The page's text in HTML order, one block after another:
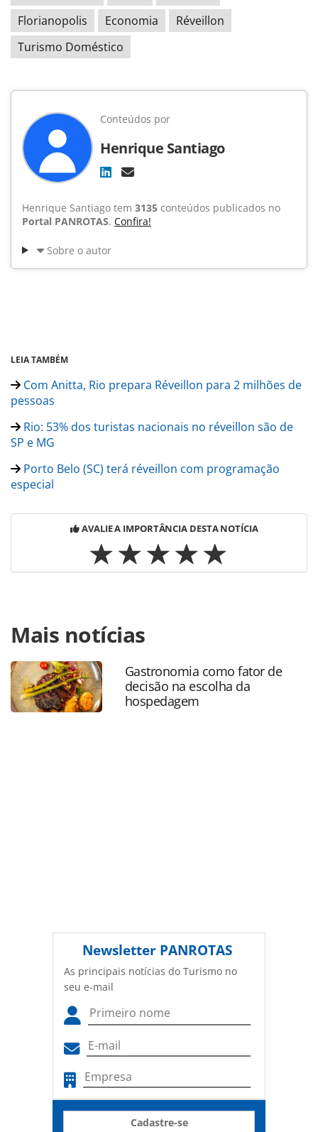
Florianopolis
Economia
Réveillon
Turismo Doméstico
Conteúdos por
Henrique Santiago
Henrique Santiago tem 3135 conteúdos publicados no
Portal PANROTAS. Confira!
Sobre o autor
LEIA TAMBÉM
Com Anitta, Rio prepara Réveillon para 2 milhões de
pessoas
Rio: 53% dos turistas nacionais no réveillon são de
SP e MG
Porto Belo (SC) terá réveillon com programação
especial
AVALIE A IMPORTÂNCIA DESTA NOTÍCIA
https://www.panrotas.com.br/noticia-
turismo/destinos/2017/12/reveillon-injeta-quase-r-5-bi-em-
quatro-capitais-brasileiras_152269.html ou as ferramentas
oferecidas na página. Todo o conteúdo produzido pela
PANROTAS Editora é protegido pela legislação brasileira
sobre direito autoral. Não reproduza o conteúdo sem
Mais notícias
Gastronomia como fator de
decisão na escolha da
hospedagem
Newsletter PANROTAS
As principais notícias do Turismo no
seu e-mail
Cadastre-se